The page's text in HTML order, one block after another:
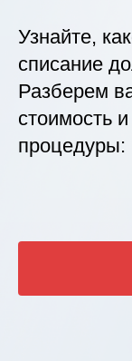
Узнайте,
списание
Разберем
стоимость
процедуры: